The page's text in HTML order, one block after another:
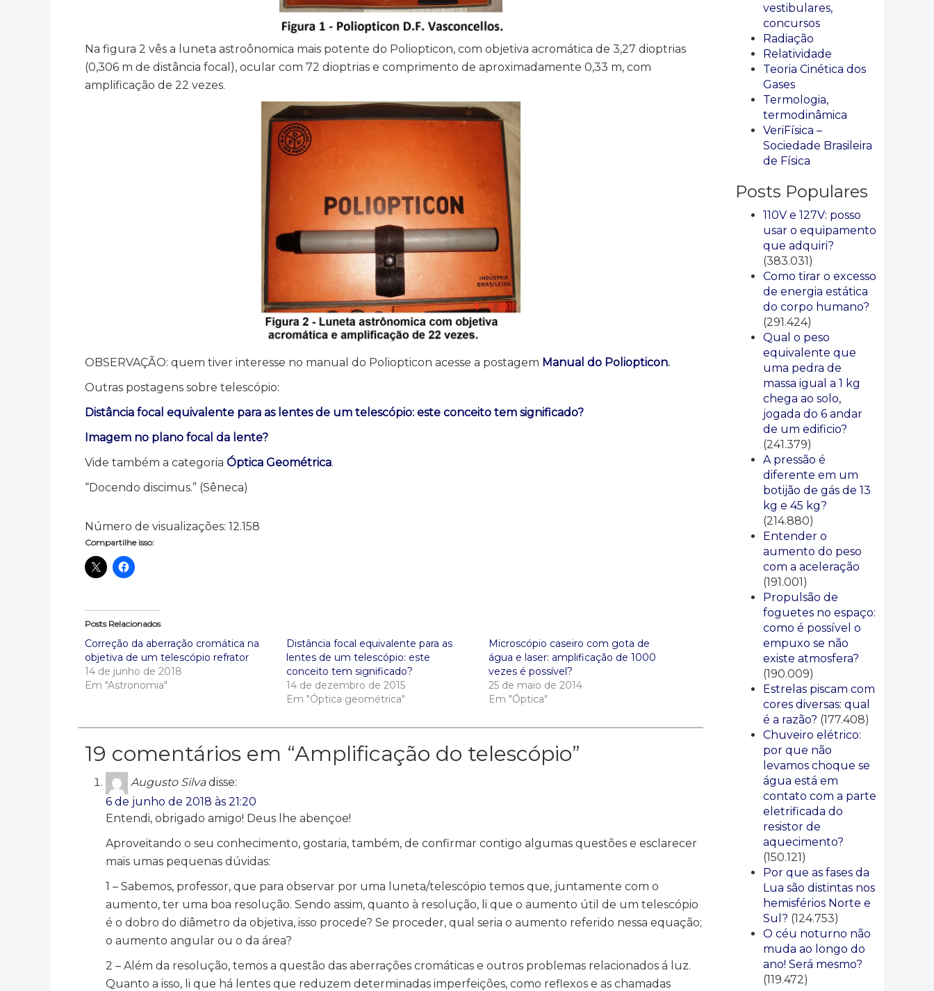
Na figura 2 vês a luneta astroônomica mais potente do Poliopticon, com objetiva acromática de 3,27 dioptrias
(0,306 m de distância focal), ocular com 72 dioptrias e comprimento de aproximadamente 0,33 m, com
amplificação de 22 vezes.
OBSERVAÇÃO: quem tiver interesse no manual do Poliopticon acesse a postagem Manual do Poliopticon.
Outras postagens sobre telescópio:
Distância focal equivalente para as lentes de um telescópio: este conceito tem significado?
Imagem no plano focal da lente?
Vide também a categoria Óptica Geométrica.
“Docendo discimus.” (Sêneca)
Número de visualizações: 12.158
Compartilhe isso:
Posts Relacionados
Correção da aberração cromática na
objetiva de um telescópio refrator
14 de junho de 2018
Em "Astronomia"
Distância focal equivalente para as
lentes de um telescópio: este
conceito tem significado?
14 de dezembro de 2015
Em "Óptica geométrica"
Microscópio caseiro com gota de
água e laser: amplificação de 1000
vezes é possível?
25 de maio de 2014
Em "Óptica"
19 comentários em “Amplificação do telescópio”
Augusto Silva disse:
6 de junho de 2018 às 21:20
Entendi, obrigado amigo! Deus lhe abençoe!
Aproveitando o seu conhecimento, gostaria, também, de confirmar contigo algumas questões e esclarecer
mais umas pequenas dúvidas:
1 – Sabemos, professor, que para observar por uma luneta/telescópio temos que, juntamente com o
aumento, ter uma boa resolução. Sendo assim, quanto à resolução, li que o aumento útil de um telescópio
é o dobro do diâmetro da objetiva, isso procede? Se proceder, qual seria o aumento referido nessa equação;
o aumento angular ou o da área?
2 – Além da resolução, temos a questão das aberrações cromáticas e outros problemas relacionados á luz.
Quanto a isso, li que há lentes que reduzem determinadas imperfeições, como reflexos e as chamadas
vestibulares,
concursos
Radiação
Relatividade
Teoria Cinética dos
Gases
Termologia,
termodinâmica
VeriFísica –
Sociedade Brasileira
de Física
Posts Populares
110V e 127V: posso
usar o equipamento
que adquiri?
(383.031)
Como tirar o excesso
de energia estática
do corpo humano?
(291.424)
Qual o peso
equivalente que
uma pedra de
massa igual a 1 kg
chega ao solo,
jogada do 6 andar
de um edificio?
(241.379)
A pressão é
diferente em um
botijão de gás de 13
kg e 45 kg?
(214.880)
Entender o
aumento do peso
com a aceleração
(191.001)
Propulsão de
foguetes no espaço:
como é possível o
empuxo se não
existe atmosfera?
(190.009)
Estrelas piscam com
cores diversas: qual
é a razão? (177.408)
Chuveiro elétrico:
por que não
levamos choque se
água está em
contato com a parte
eletrificada do
resistor de
aquecimento?
(150.121)
Por que as fases da
Lua são distintas nos
hemisférios Norte e
Sul? (124.753)
O céu noturno não
muda ao longo do
ano! Será mesmo?
(119.472)